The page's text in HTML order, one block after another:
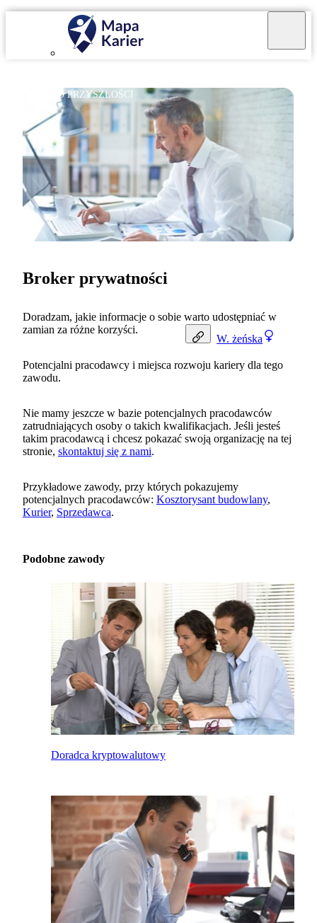
ZAWÓD PRZYSZŁOŚCI
W. żeńska
Broker prywatności
Doradzam, jakie informacje o sobie warto udostępniać w
zamian za różne korzyści.
Potencjalni pracodawcy i miejsca rozwoju kariery dla tego
zawodu.
Nie mamy jeszcze w bazie potencjalnych pracodawców
zatrudniających osoby o takich kwalifikacjach. Jeśli jesteś
takim pracodawcą i chcesz pokazać swoją organizację na tej
stronie, skontaktuj się z nami.
Przykładowe zawody, przy których pokazujemy
potencjalnych pracodawców: Kosztorysant budowlany,
Kurier, Sprzedawca.
Podobne zawody
Doradca kryptowalutowy